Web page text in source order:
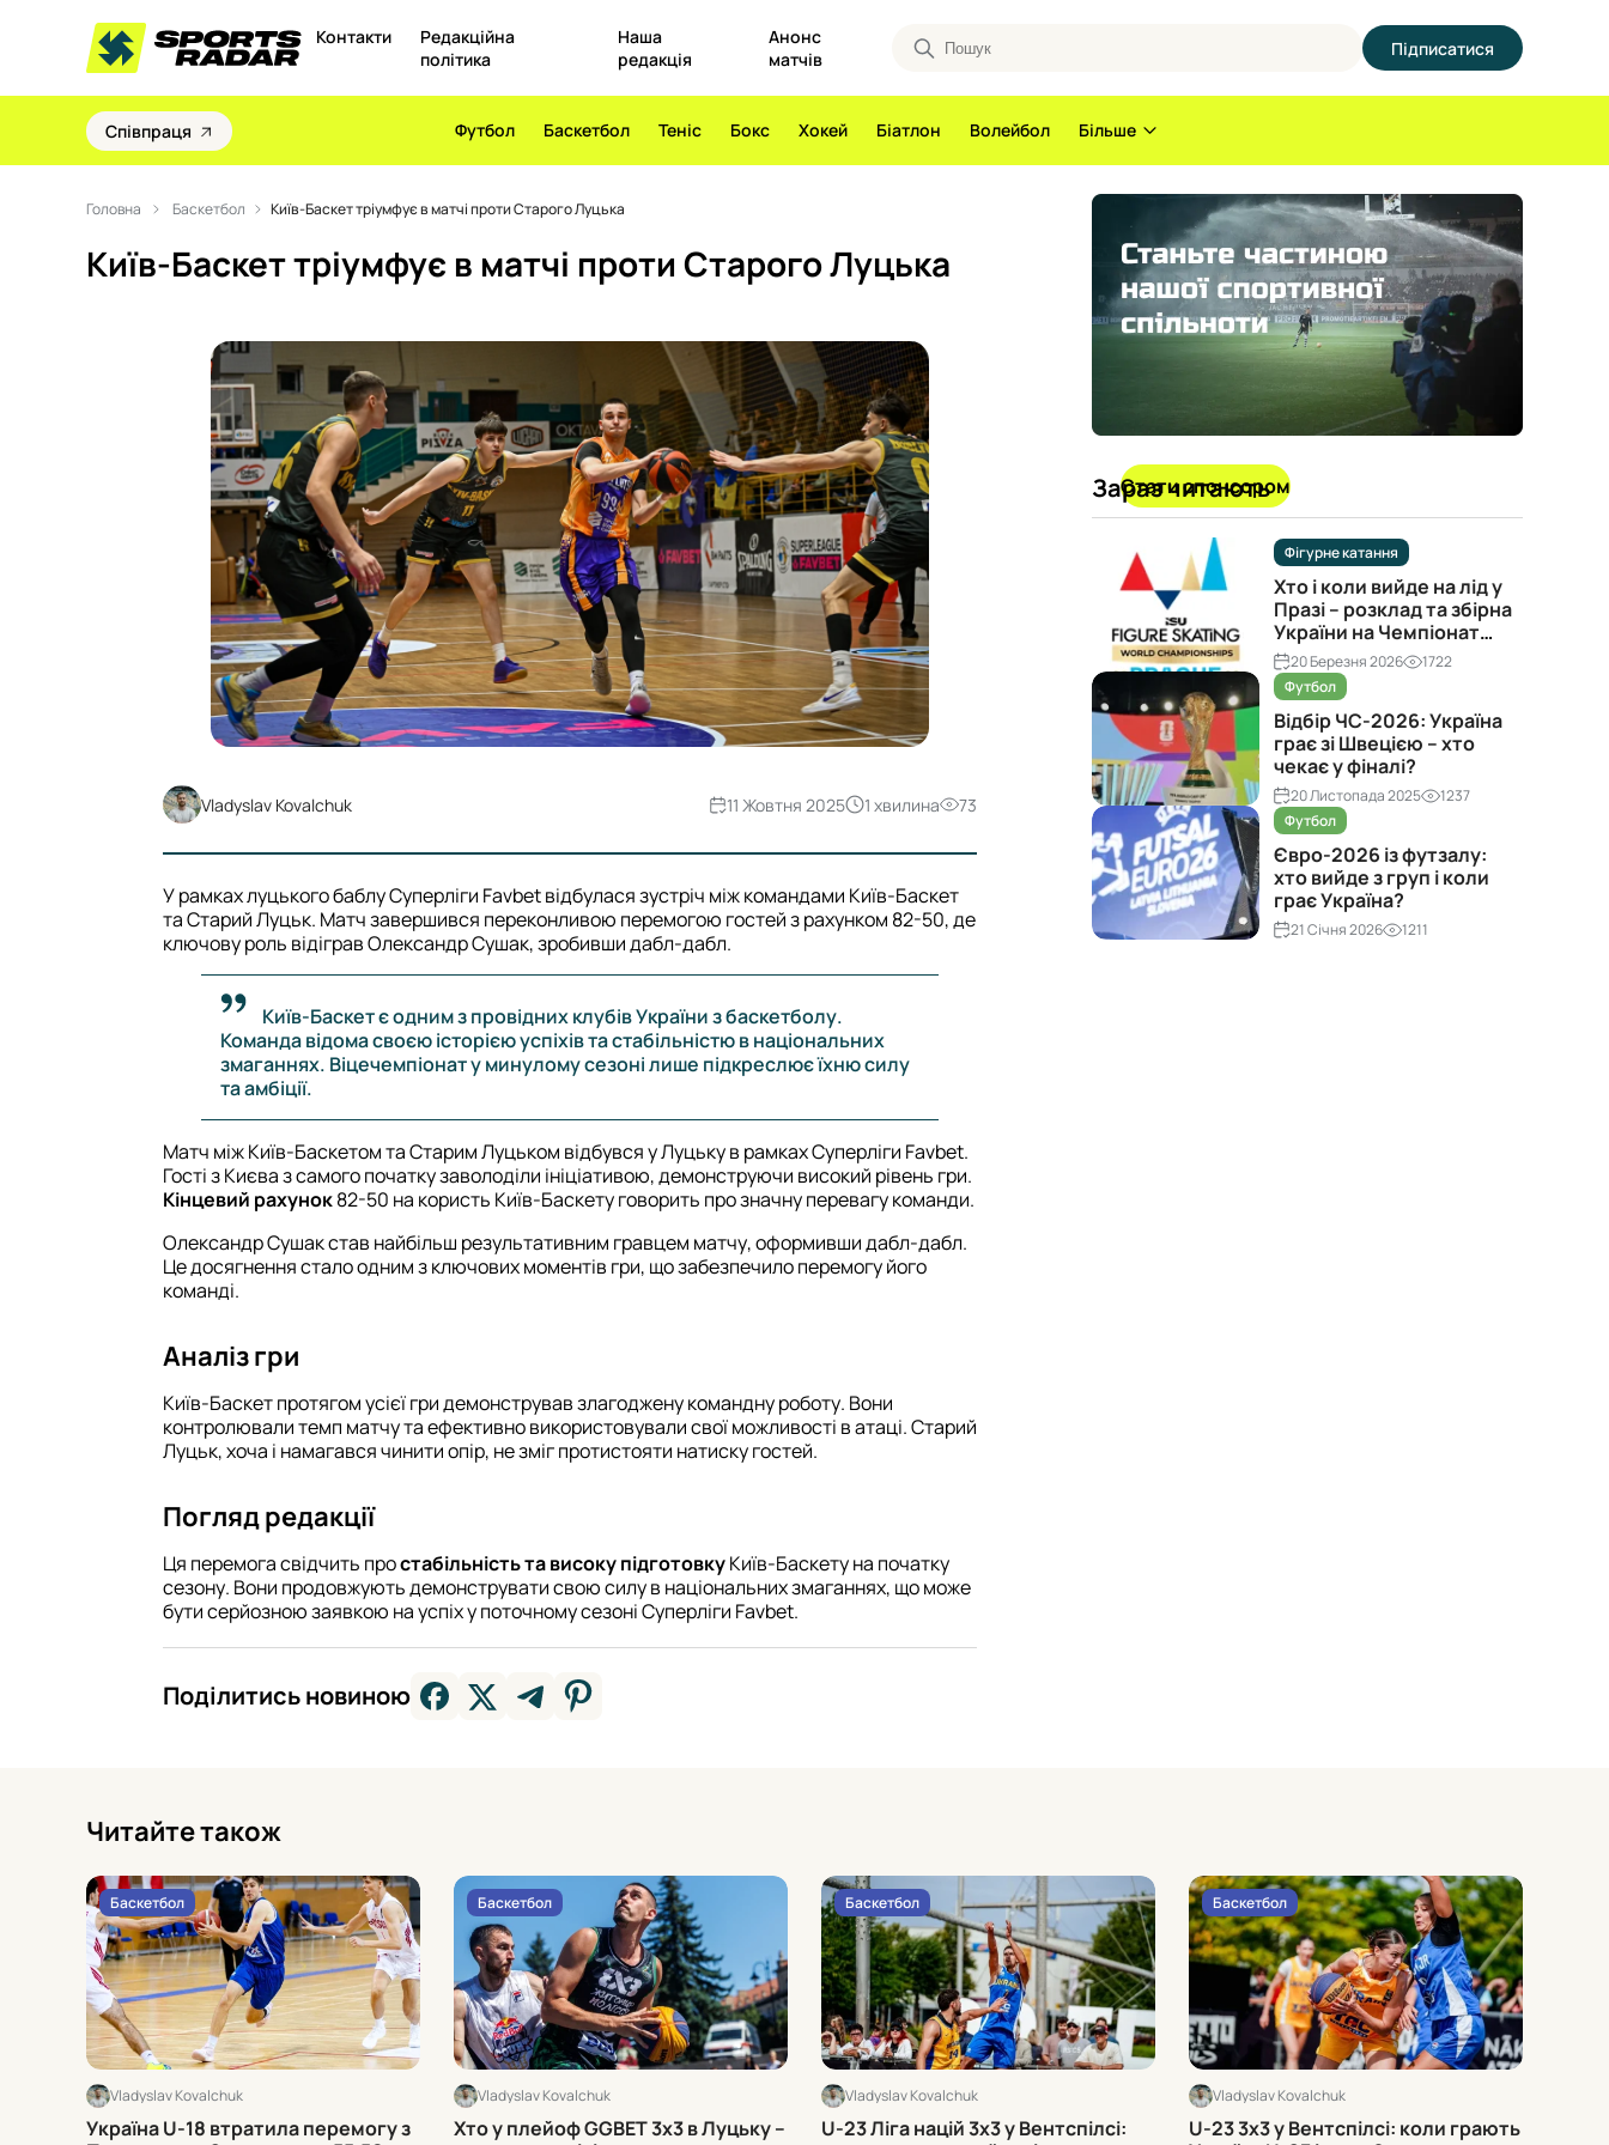
Контакти
Редакційна
політика
Наша
редакція
Анонс
матчів
Підписатися
Співпраця Футбол Баскетбол Теніс Бокс Хокей Біатлон Волейбол Більше
Стати спонсором
Головна Баскетбол Київ-Баскет тріумфує в матчі проти Старого Луцька
Київ-Баскет тріумфує в матчі проти Старого Луцька
Vladyslav Kovalchuk 1 хвилина 73
11 Жовтня 2025
У рамках луцького баблу Суперліги Favbet відбулася зустріч між командами Київ-Баскет
та Старий Луцьк. Матч завершився переконливою перемогою гостей з рахунком 82-50, де
ключову роль відіграв Олександр Сушак, зробивши дабл-дабл.
Київ-Баскет є одним з провідних клубів України з баскетболу.
Команда відома своєю історією успіхів та стабільністю в національних
змаганнях. Віцечемпіонат у минулому сезоні лише підкреслює їхню силу
та амбіції.
Матч між Київ-Баскетом та Старим Луцьком відбувся у Луцьку в рамках Суперліги Favbet.
Гості з Києва з самого початку заволоділи ініціативою, демонструючи високий рівень гри.
Кінцевий рахунок82-50 на користь Київ-Баскету говорить про значну перевагу команди.
Олександр Сушак став найбільш результативним гравцем матчу, оформивши дабл-дабл.
Це досягнення стало одним з ключових моментів гри, що забезпечило перемогу його
команді.
Аналіз гри
Київ-Баскет протягом усієї гри демонстрував злагоджену командну роботу. Вони
контролювали темп матчу та ефективно використовували свої можливості в атаці. Старий
Луцьк, хоча і намагався чинити опір, не зміг протистояти натиску гостей.
Погляд редакції
Ця перемога свідчить простабільність та високу підготовкуКиїв-Баскету на початку
сезону. Вони продовжують демонструвати свою силу в національних змаганнях, що може
бути серйозною заявкою на успіх у поточному сезоні Суперліги Favbet.
Поділитись новиною
Зараз читають
Фігурне катання
Хто і коли вийде на лід у
Празі – розклад та збірна
України на Чемпіонат
світу з фігурного катання
2026
20 Березня 2026
1722
Футбол
Відбір ЧС-2026: Україна
грає зі Швецією – хто
чекає у фіналі?
20 Листопада 2025
1237
Футбол
Євро-2026 із футзалу:
хто вийде з груп і коли
грає Україна?
21 Січня 2026 1211
Читайте також
Баскетбол
Vladyslav Kovalchuk
Україна U-18 втратила перемогу з
Баскетбол
Vladyslav Kovalchuk
Хто у плейоф GGBET 3х3 в Луцьку –
Баскетбол
Vladyslav Kovalchuk
U-23 Ліга націй 3х3 у Вентспілсі:
Баскетбол
Vladyslav Kovalchuk
U-23 3х3 у Вентспілсі: коли грають